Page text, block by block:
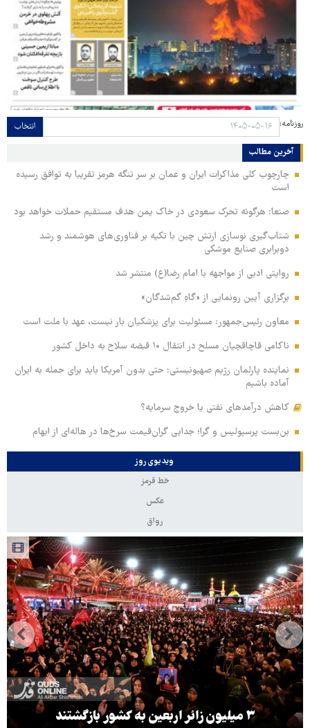
روزنامه: انتخاب
آخرین مطالب
چارچوب کلی مذاکرات ایران و عمان بر سر تنگه هرمز تقریبا به توافق رسیده
است
صنعا: هرگونه تحرک سعودی در خاک یمن هدف مستقیم حملات خواهد بود
شتاب‌گیری نوسازی ارتش چین با تکیه بر فناوری‌های هوشمند و رشد
دوبرابری صنایع موشکی
روایتی ادبی از مواجهه با امام رضا(ع) منتشر شد
برگزاری آیین رونمایی از «گاهِ گم‌شدگان»
معاون رئیس‌جمهور: مسئولیت برای پزشکیان بار نیست، عهد با ملت است
ناکامی قاچاقچیان مسلح در انتقال ۱۰ قبضه سلاح به داخل کشور
نماینده پارلمان رژیم صهیونیستی: حتی بدون آمریکا باید برای حمله به ایران
آماده باشیم
کاهش درآمدهای نفتی یا خروج سرمایه؟
بن‌بست پرسپولیس و گرا؛ جدایی گران‌قیمت سرخ‌ها در هاله‌ای از ابهام
ویدیوی روز
خط قرمز
عکس
رواق
۳ میلیون زائر اربعین به کشور بازگشتند